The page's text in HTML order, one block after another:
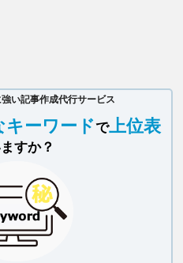
い記事作成代行サービス
キーワードで上位表
すか？